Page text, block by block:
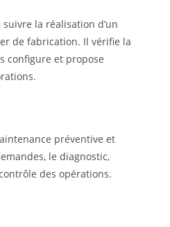
la réalisation d’un
de fabrication. Il vérifie la
configure et propose
préventive et
le diagnostic,
des opérations.